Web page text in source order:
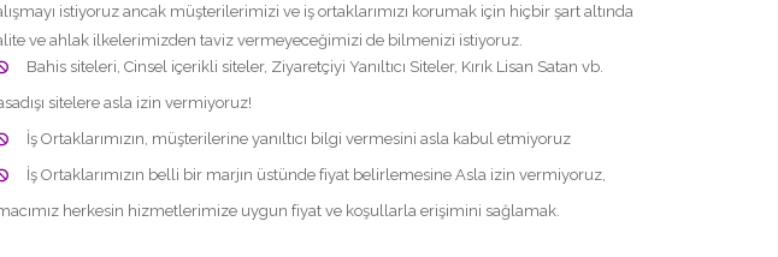
istiyoruz ancak müşterilerimizi ve iş ortaklarımızı korumak için hiçbir şart altında
ve ahlak ilkelerimizden taviz vermeyeceğimizi de bilmenizi istiyoruz.
Bahis siteleri, Cinsel içerikli siteler, Ziyaretçiyi Yanıltıcı Siteler, Kırık Lisan Satan vb.
sitelere asla izin vermiyoruz!
İş Ortaklarımızın, müşterilerine yanıltıcı bilgi vermesini asla kabul etmiyoruz
İş Ortaklarımızın belli bir marjın üstünde fiyat belirlemesine Asla izin vermiyoruz,
herkesin hizmetlerimize uygun fiyat ve koşullarla erişimini sağlamak.